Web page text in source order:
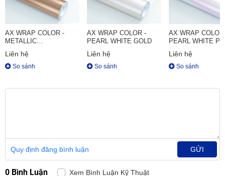
AX WRAP COLOR -
METALLIC
Liên hệ
So sánh
AX WRAP COLOR -
PEARL WHITE GOLD
Liên hệ
So sánh
AX WRAP COLOR
PEARL WHITE
Liên hệ
So sánh
Quy định đăng bình luận GỬI
0 Bình Luận Xem Bình Luận Kỹ Thuật